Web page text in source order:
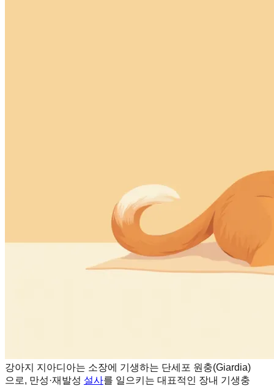
강아지 지아디아는 소장에 기생하는 단세포 원충(Giardia)
으로, 만성·재발성 설사를 일으키는 대표적인 장내 기생충